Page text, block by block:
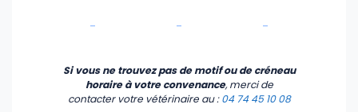
- - -
Si vous ne trouvez pas de motif ou de créneau
horaire à votre convenance, merci de
contacter votre vétérinaire au :04 74 45 10 08